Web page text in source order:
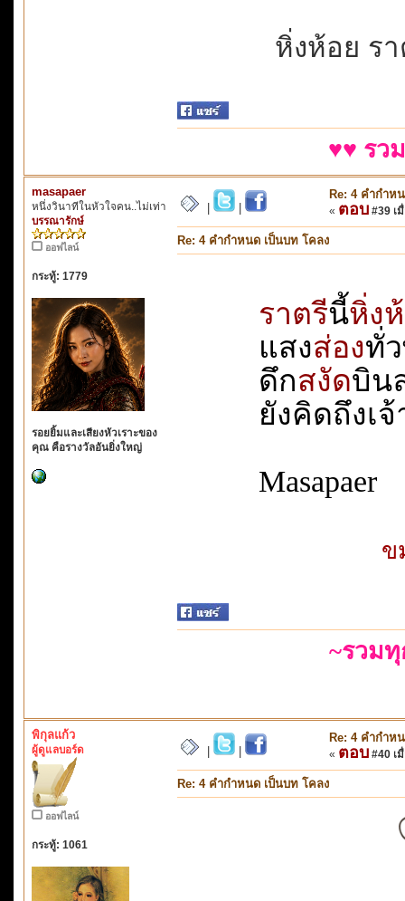
หิ่งห้อย ร
♥♥ รว
masapaer
หนึ่งวินาทีในหัวใจคน..ไม่เท่า
บรรณารักษ์
ออฟไลน์
กระทู้: 1779
รอยยิ้มและเสียงหัวเราะของ
คุณ คือรางวัลอันยิ่งใหญ่
Re: 4 คำกำห
« ตอบ #39 เ
Re: 4 คำกำหนด เป็นบท โคลง
ราตรีนี้หิ่ง
แสงส่องทั่
ดึกสงัดบิน
ยังคิดถึงเ
Masapaer
ข
~รวม
พิกุลแก้ว
ผู้ดูแลบอร์ด
ออฟไลน์
กระทู้: 1061
Re: 4 คำกำห
« ตอบ #40 เ
Re: 4 คำกำหนด เป็นบท โคลง